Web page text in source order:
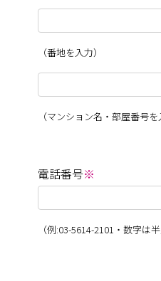
（番地を入力）
（マンション名・部屋番号を
電話番号※
（例:03-5614-2101・数字は